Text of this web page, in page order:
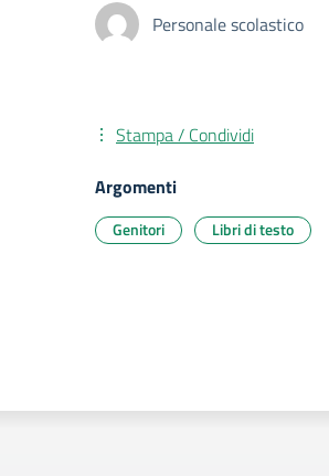
Personale scolastico
Stampa / Condividi
Argomenti
Genitori Libri di testo